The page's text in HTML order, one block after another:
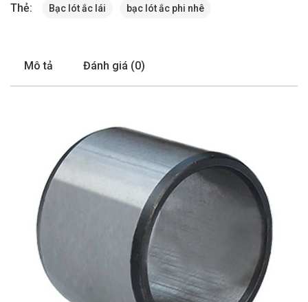
Thẻ: Bạc lót ắc lái bạc lót ắc phi nhê
Mô tả Đánh giá (0)